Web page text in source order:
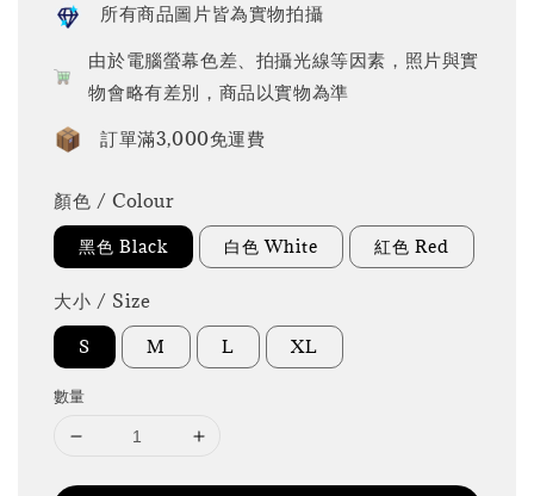
所有商品圖片皆為實物拍攝
由於電腦螢幕色差、拍攝光線等因素，照片與實
物會略有差別，商品以實物為準
訂單滿3,000免運費
顏色 / Colour
黑色 Black 白色 White 紅色 Red
大小 / Size
S M L XL
數量